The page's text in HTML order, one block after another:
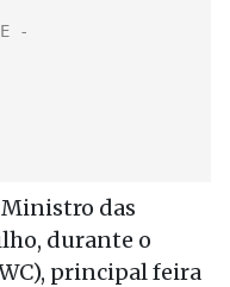
das
durante o
principal feira